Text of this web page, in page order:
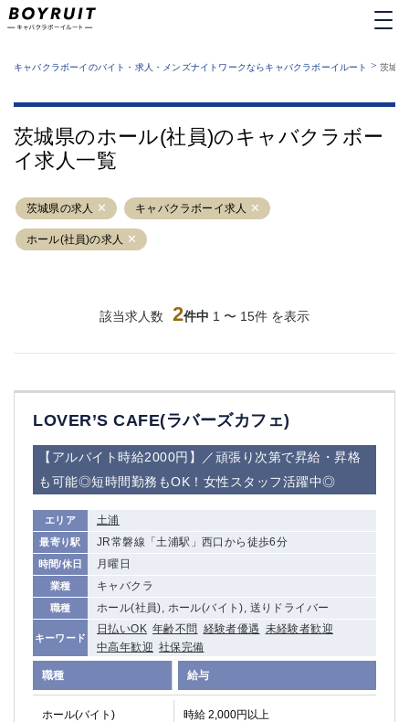
業種から探す
運営者情報
サイトマップ
キャバクラボーイのバイト・求人・メンズナイトワークならキャバクラボーイルート > 茨城
茨城県のホール(社員)のキャバクラボー
イ求人一覧
茨城県の求人 キャバクラボーイ求人
ホール(社員)の求人
該当求人数 2件中 1 〜 15件 を表示
LOVER’S CAFE(ラバーズカフェ)
【アルバイト時給2000円】／頑張り次第で昇給・昇格
も可能◎短時間勤務もOK！女性スタッフ活躍中◎
エリア 土浦
最寄り駅 JR常磐線「土浦駅」西口から徒歩6分
時間/休日 月曜日
業種 キャバクラ
職種 ホール(社員), ホール(バイト), 送りドライバー
キーワード
日払いOK 年齢不問 経験者優遇 未経験者歓迎
中高年歓迎 社保完備
職種 給与
ホール(バイト) 時給 2,000円以上
六本木
池袋
新橋
渋谷
大和
錦糸町
八王子
五反田
①六本木 ②西麻布
大山
赤坂
高円寺
蒲田東口
多摩センター
立川（南口）
新宿
中野
府中
中目黒
ひばりヶ丘（北口）
吉祥寺（南口／公園口）
自由が丘
吉祥寺（北口／東口）
四谷
錦糸町南口
金町（北口）
成増駅徒歩3分の好立地！①JR埼京線「赤羽駅」から徒歩2分 ②東
三軒茶屋（南口）
①歌舞伎町 ②新宿 ③新宿三丁目 ④西